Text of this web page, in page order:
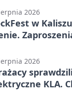
2026
w
2026
KLA.